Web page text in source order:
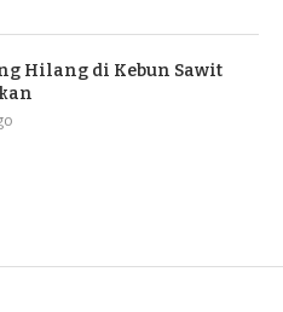
Hilang di Kebun Sawit